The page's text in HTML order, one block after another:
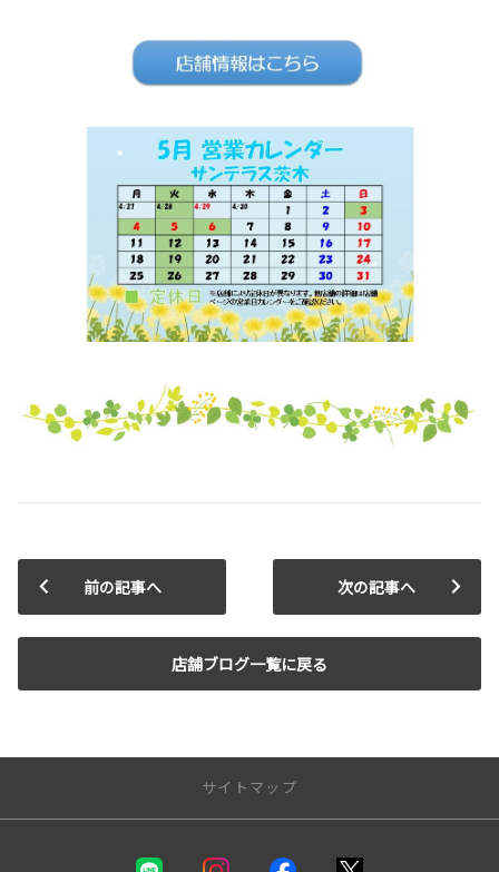
前の記事へ
店舗ブログ一覧に戻る
次の記事へ
サイトマップ